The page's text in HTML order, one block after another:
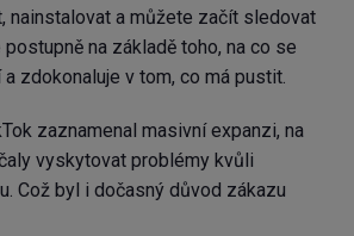
nainstalovat a můžete začít sledovat
na základě toho, na co se
zdokonaluje v tom, co má pustit.
zaznamenal masivní expanzi, na
vyskytovat problémy kvůli
Což byl i dočasný důvod zákazu